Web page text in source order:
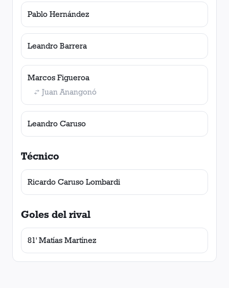
Pablo Hernández
Leandro Barrera
Marcos Figueroa
Juan Anangonó
Leandro Caruso
Técnico
Ricardo Caruso Lombardi
Goles del rival
81' Matías Martínez